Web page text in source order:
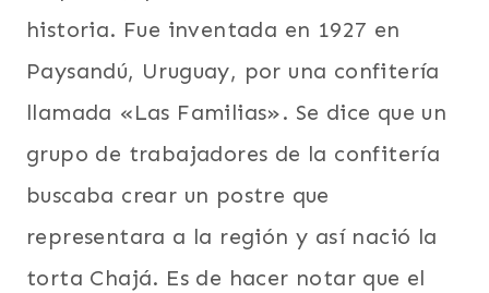
historia. Fue inventada en 1927 en
Paysandú, Uruguay, por una confitería
llamada «Las Familias». Se dice que un
grupo de trabajadores de la confitería
buscaba crear un postre que
representara a la región y así nació la
torta Chajá. Es de hacer notar que el